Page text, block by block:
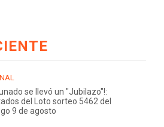
se llevó un "Jubilazo"!:
del Loto sorteo 5462 del
9 de agosto